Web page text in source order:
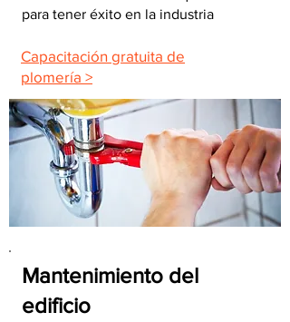
para tener éxito en la industria
Capacitación gratuita de
plomería >
Mantenimiento del
edificio